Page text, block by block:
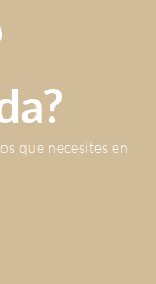
que necesites en